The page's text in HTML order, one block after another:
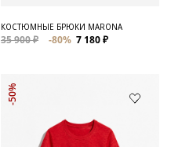
КОСТЮМНЫЕ БРЮКИ MARONA
35 900 ₽ -80% 7 180 ₽
-50%